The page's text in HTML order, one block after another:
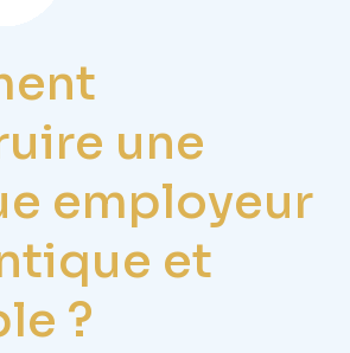
une
employeur
et
?